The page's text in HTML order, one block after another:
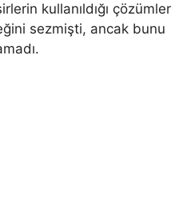
kullanıldığı
sezmişti, ancak bunu